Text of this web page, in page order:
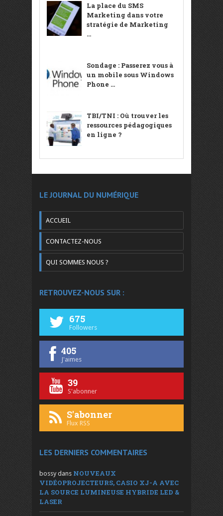
La place du SMS
Marketing dans votre
stratégie de Marketing
...
Sondage : Passerez vous à
un mobile sous Windows
Phone ...
TBI/TNI : Où trouver les
ressources pédagogiques
en ligne ?
LE JOURNAL DU NUMÉRIQUE
ACCUEIL
CONTACTEZ-NOUS
QUI SOMMES NOUS ?
RETROUVEZ-NOUS SUR :
675
Followers
405
J'aimes
39
S'abonner
S'abonner
Flux RSS
LES DERNIERS COMMENTAIRES
bossy dans NOUVEAUX
VIDÉOPROJECTEURS, CASIO XJ-A AVEC
LA SOURCE LUMINEUSE HYBRIDE LED &
LASER